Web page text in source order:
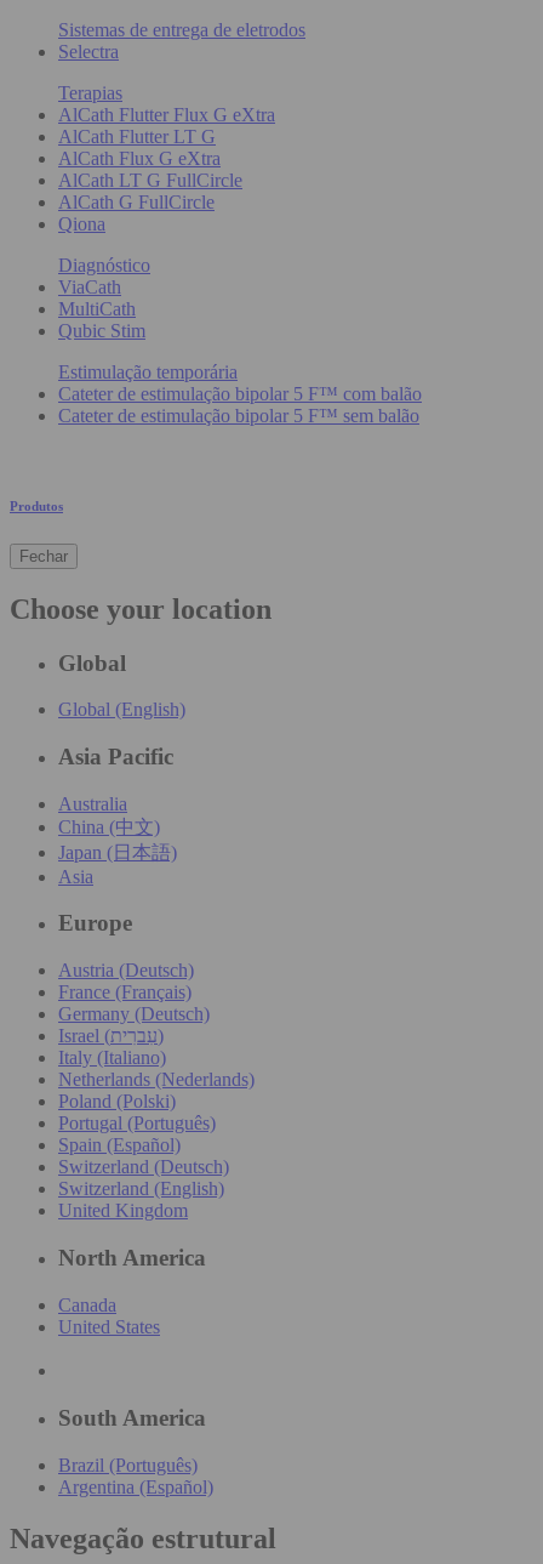
Sistemas de entrega de eletrodos
Selectra
Terapias
AlCath Flutter Flux G eXtra
AlCath Flutter LT G
AlCath Flux G eXtra
AlCath LT G FullCircle
AlCath G FullCircle
Qiona
Diagnóstico
ViaCath
MultiCath
Qubic Stim
Estimulação temporária
Cateter de estimulação bipolar 5 F™ com balão
Cateter de estimulação bipolar 5 F™ sem balão
Produtos
Fechar
Choose your location
Global
Global (English)
Asia Pacific
Australia
China (中文)
Japan (日本語)
Asia
Europe
Austria (Deutsch)
France (Français)
Germany (Deutsch)
Israel (עִברִית)
Italy (Italiano)
Netherlands (Nederlands)
Poland (Polski)
Portugal (Português)
Spain (Español)
Switzerland (Deutsch)
Switzerland (English)
United Kingdom
North America
Canada
United States
South America
Brazil (Português)
Argentina (Español)
Navegação estrutural